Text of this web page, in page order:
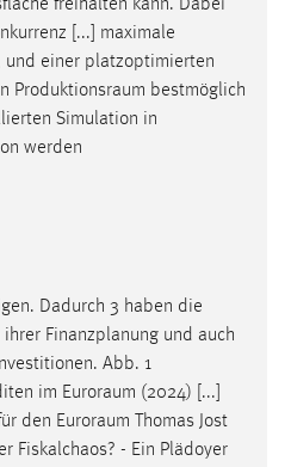
freihalten kann. Dabei
[...] maximale
und einer platzoptimierten
Produktionsraum bestmöglich
Simulation in
werden
Dadurch 3 haben die
ihrer Finanzplanung und auch
Abb. 1
im Euroraum (2024) [...]
den Euroraum Thomas Jost
Fiskalchaos? - Ein Plädoyer
und Social Media
können, werden von diesen
gesetzt.